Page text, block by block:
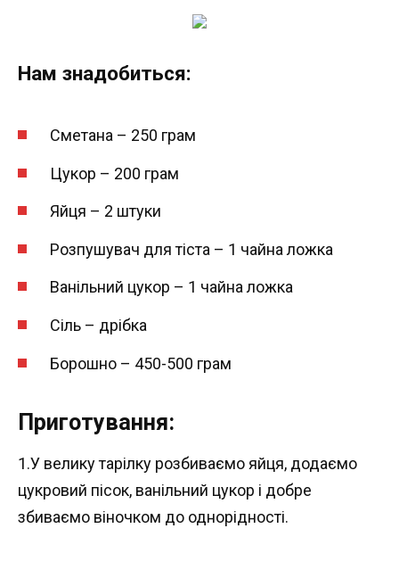
Нам знадобиться:
Сметана – 250 грам
Цукор – 200 грам
Яйця – 2 штуки
Розпушувач для тіста – 1 чайна ложка
Ванільний цукор – 1 чайна ложка
Сіль – дрібка
Борошно – 450-500 грам
Приготування:
1.У велику тарілку розбиваємо яйця, додаємо
цукровий пісок, ванільний цукор і добре
збиваємо віночком до однорідності.